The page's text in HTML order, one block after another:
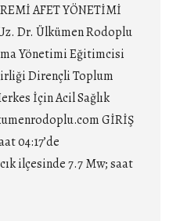
AFET YÖNETİMİ
Dr. Ülkümen Rodoplu
Yönetimi Eğitimcisi
Dirençli Toplum
İçin Acil Sağlık
GİRİŞ
04:17’de
ilçesinde 7.7 Mw; saat